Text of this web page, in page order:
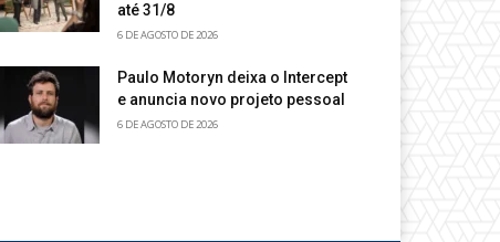
até 31/8
6 DE AGOSTO DE 2026
Paulo Motoryn deixa o Intercept
e anuncia novo projeto pessoal
6 DE AGOSTO DE 2026